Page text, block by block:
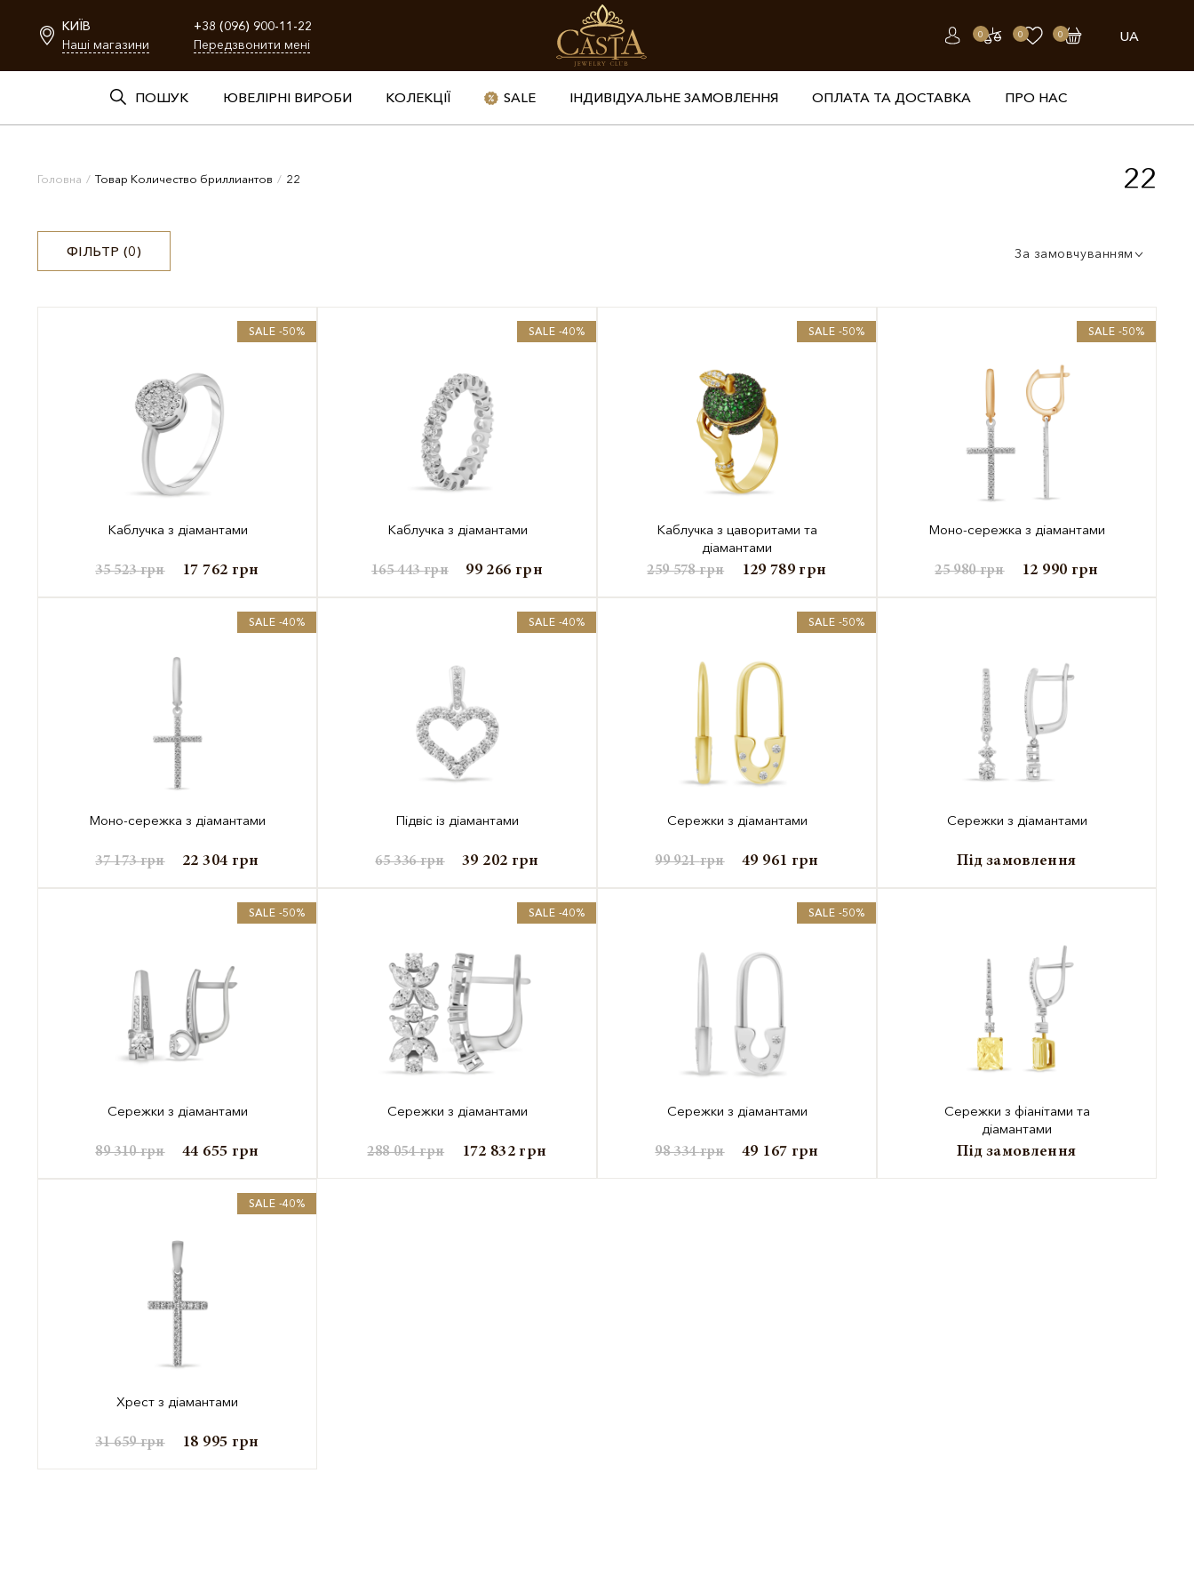
КИЇВ
Наші магазини
+38 (096) 900-11-22
Передзвонити мені
0 0 0 UA
ПОШУК ЮВЕЛІРНІ ВИРОБИ КОЛЕКЦІЇ SALE ІНДИВІДУАЛЬНЕ ЗАМОВЛЕННЯ ОПЛАТА ТА ДОСТАВКА ПРО НАС
Головна / Товар Количество бриллиантов / 22 22
ФІЛЬТР (0) За замовчуванням
SALE -50%
Каблучка з діамантами
35 523грн 17 762 грн
SALE -40%
Каблучка з діамантами
165 443грн 99 266 грн
SALE -50%
Каблучка з цаворитами та
діамантами
259 578грн 129 789грн
SALE -50%
Моно-сережка з діамантами
25 980грн 12 990 грн
SALE -40%
Моно-сережка з діамантами
37 173грн 22 304 грн
SALE -40%
Підвіс із діамантами
65 336грн 39 202 грн
SALE -50%
Сережки з діамантами
99 921грн 49 961 грн
Сережки з діамантами
Під замовлення
SALE -50%
Сережки з діамантами
89 310грн 44 655 грн
SALE -40%
Сережки з діамантами
288 054грн 172 832грн
SALE -50%
Сережки з діамантами
98 334грн 49 167 грн
Сережки з фіанітами та
діамантами
Під замовлення
SALE -40%
Хрест з діамантами
31 659грн 18 995 грн